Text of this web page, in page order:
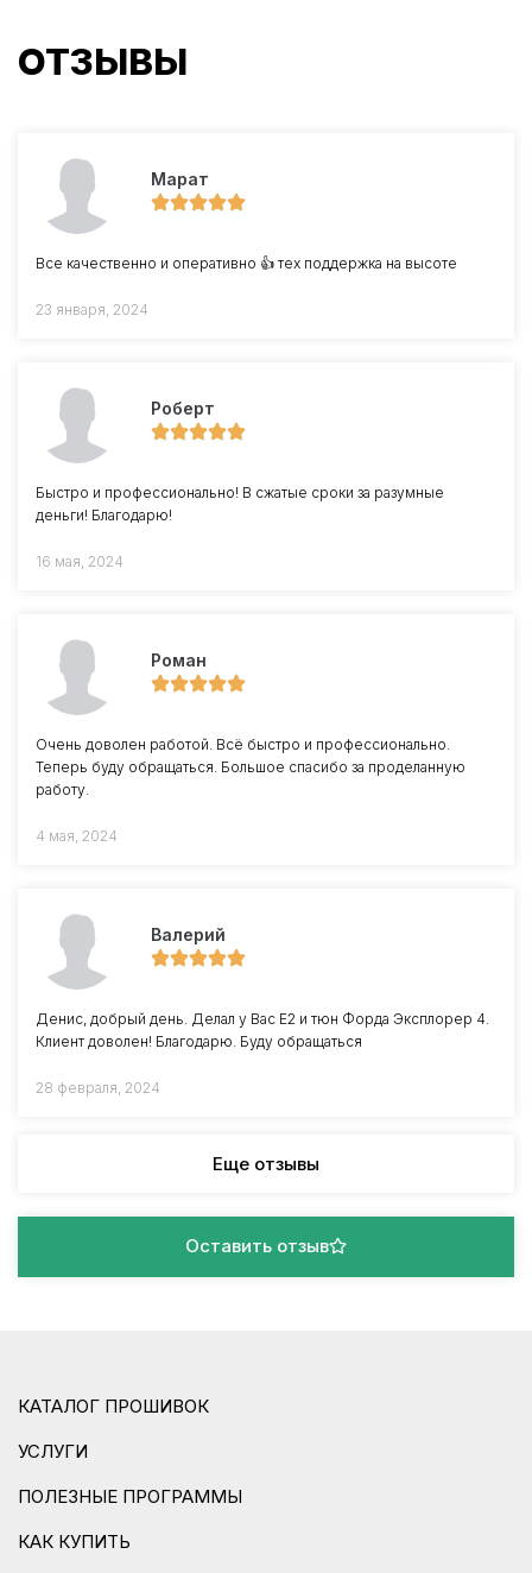
ОТЗЫВЫ
Марат
Все качественно и оперативно 👍 тех поддержка на высоте
23 января, 2024
Роберт
Быстро и профессионально! В сжатые сроки за разумные
деньги! Благодарю!
16 мая, 2024
Роман
Очень доволен работой. Всё быстро и профессионально.
Теперь буду обращаться. Большое спасибо за проделанную
работу.
4 мая, 2024
Валерий
Денис, добрый день. Делал у Вас Е2 и тюн Форда Эксплорер 4.
Клиент доволен! Благодарю. Буду обращаться
28 февраля, 2024
Еще отзывы
Оставить отзыв
КАТАЛОГ ПРОШИВОК
УСЛУГИ
ПОЛЕЗНЫЕ ПРОГРАММЫ
КАК КУПИТЬ